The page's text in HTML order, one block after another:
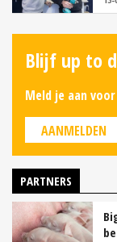
Blijf up to
Meld je aan
AANMELDEN
PARTNERS